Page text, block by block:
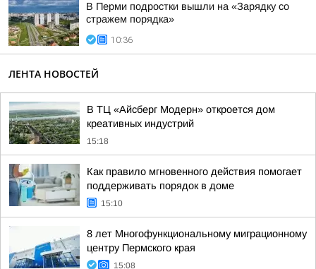
В Перми подростки вышли на «Зарядку со
стражем порядка»
10:36
ЛЕНТА НОВОСТЕЙ
В ТЦ «Айсберг Модерн» откроется дом
креативных индустрий
15:18
Как правило мгновенного действия помогает
поддерживать порядок в доме
15:10
8 лет Многофункциональному миграционному
центру Пермского края
15:08